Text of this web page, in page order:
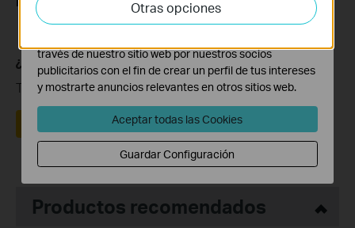
¿Es útil este artículo?
Tus comentarios nos ayudan a mejorar esta web.
No
Productos recomendados
Otras opciones
adaptar la funcionalidad del mismo.
través de nuestro sitio web por nuestros socios
publicitarios con el fin de crear un perfil de tus intereses
y mostrarte anuncios relevantes en otros sitios web.
Aceptar todas las Cookies
Guardar Configuración